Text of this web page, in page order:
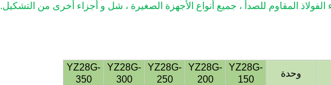
المقاوم للصدأ ، جميع أنواع الأجهزة الصغيرة ، شل و أجزاء أخرى من التشكيل.
وحدة
YZ28G-
150
YZ28G-
200
YZ28G-
250
YZ28G-
300
YZ28G-
350